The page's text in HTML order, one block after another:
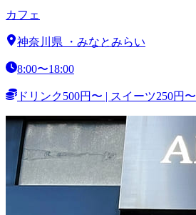
カフェ
神奈川県 ・ みなとみらい
8:00〜18:00
ドリンク500円〜 | スイーツ250円〜